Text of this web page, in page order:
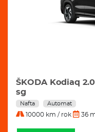
ŠKODA Kodiaq
sg
Nafta Automat
10000 km / rok 36